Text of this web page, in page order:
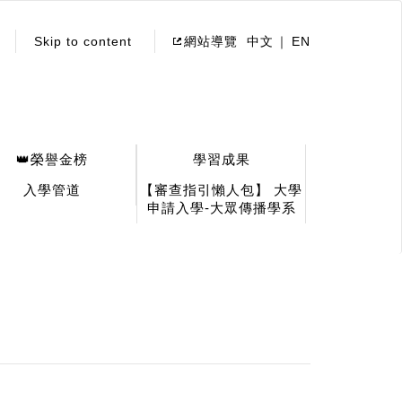
Skip to content 網站導覽 中文 EN
👑榮譽金榜
學習成果
入學管道
【審查指引懶人包】 大學
申請入學-大眾傳播學系